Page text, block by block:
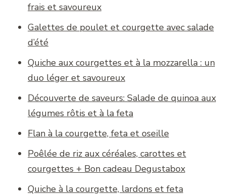
frais et savoureux
Galettes de poulet et courgette avec salade
d’été
Quiche aux courgettes et à la mozzarella : un
duo léger et savoureux
Découverte de saveurs: Salade de quinoa aux
légumes rôtis et à la feta
Flan à la courgette, feta et oseille
Poêlée de riz aux céréales, carottes et
courgettes + Bon cadeau Degustabox
Quiche à la courgette, lardons et feta